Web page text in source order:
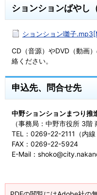
ションションばやし
ションション囃子
CD（音源）やDVD（動画
絡ください。
申込先、問合せ先
中野ションションまつり推
（事務局：中野市役所 3階
TEL：0269-22-2111（内線
FAX：0269-22-5924
E-Mail：